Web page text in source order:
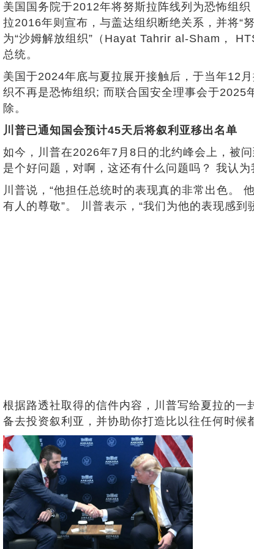
美国国务院于2012年将努斯拉阵线列为恐怖组
拉2016年则宣布，与盖达组织断绝关系，并将“
为“沙姆解放组织”（Hayat Tahrir al-Sham，
总统。
美国于2024年底与夏拉展开接触后，于当年12
织不再是恐怖组织; 而联合国安全理事会于2025
除。
川普已通知国会预计45天后将叙利亚移出名单
如今，川普在2026年7月8日的北约峰会上，被
是个好问题，对啊，这还有什么问题吗？ 我认
川普说，“他担任总统时的表现真的非常出色。
有人的尊敬”。 川普表示，“我们为他的表现感到
根据路透社取得的信件内容，川普写给夏拉的一
备去投资叙利亚，并协助你打造比以往任何时候